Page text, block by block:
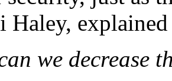
Haley,
we decrease